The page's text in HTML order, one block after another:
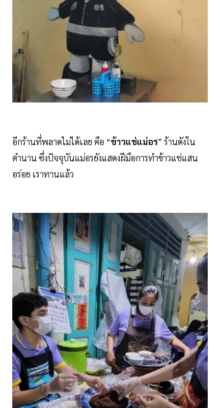
อีกร้านที่พลาดไม่ได้เลย คือ “ข้าวแช่แม่อร” ร้านดังใน
ตำนาน ซึ่งปัจจุบันแม่อรยังแสดงฝีมือการทำข้าวแช่แสน
อร่อย เราทานแล้ว